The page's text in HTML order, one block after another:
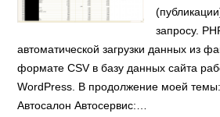
запросу.
автоматической загрузки данных из
формате CSV в базу данных сайта
WordPress. В продолжение моей
Автосалон Автосервис:…